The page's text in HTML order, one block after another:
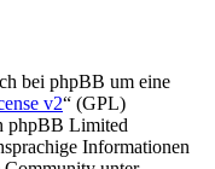
bei phpBB um eine
v2“ (GPL)
phpBB Limited
Informationen